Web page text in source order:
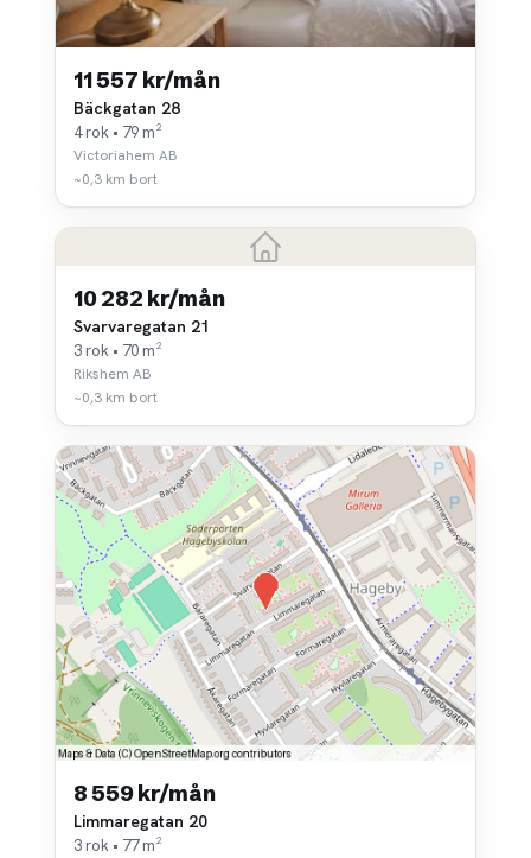
11 557 kr/mån
Bäckgatan 28
4 rok • 79 m²
Victoriahem AB
~0,3 km bort
10 282 kr/mån
Svarvaregatan 21
3 rok • 70 m²
Rikshem AB
~0,3 km bort
8 559 kr/mån
Limmaregatan 20
3 rok • 77 m²